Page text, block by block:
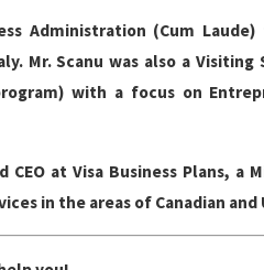
Administration (Cum
Mr. Scanu was also a
with a focus on
at Visa Business Plans,
in the areas of Canadian and